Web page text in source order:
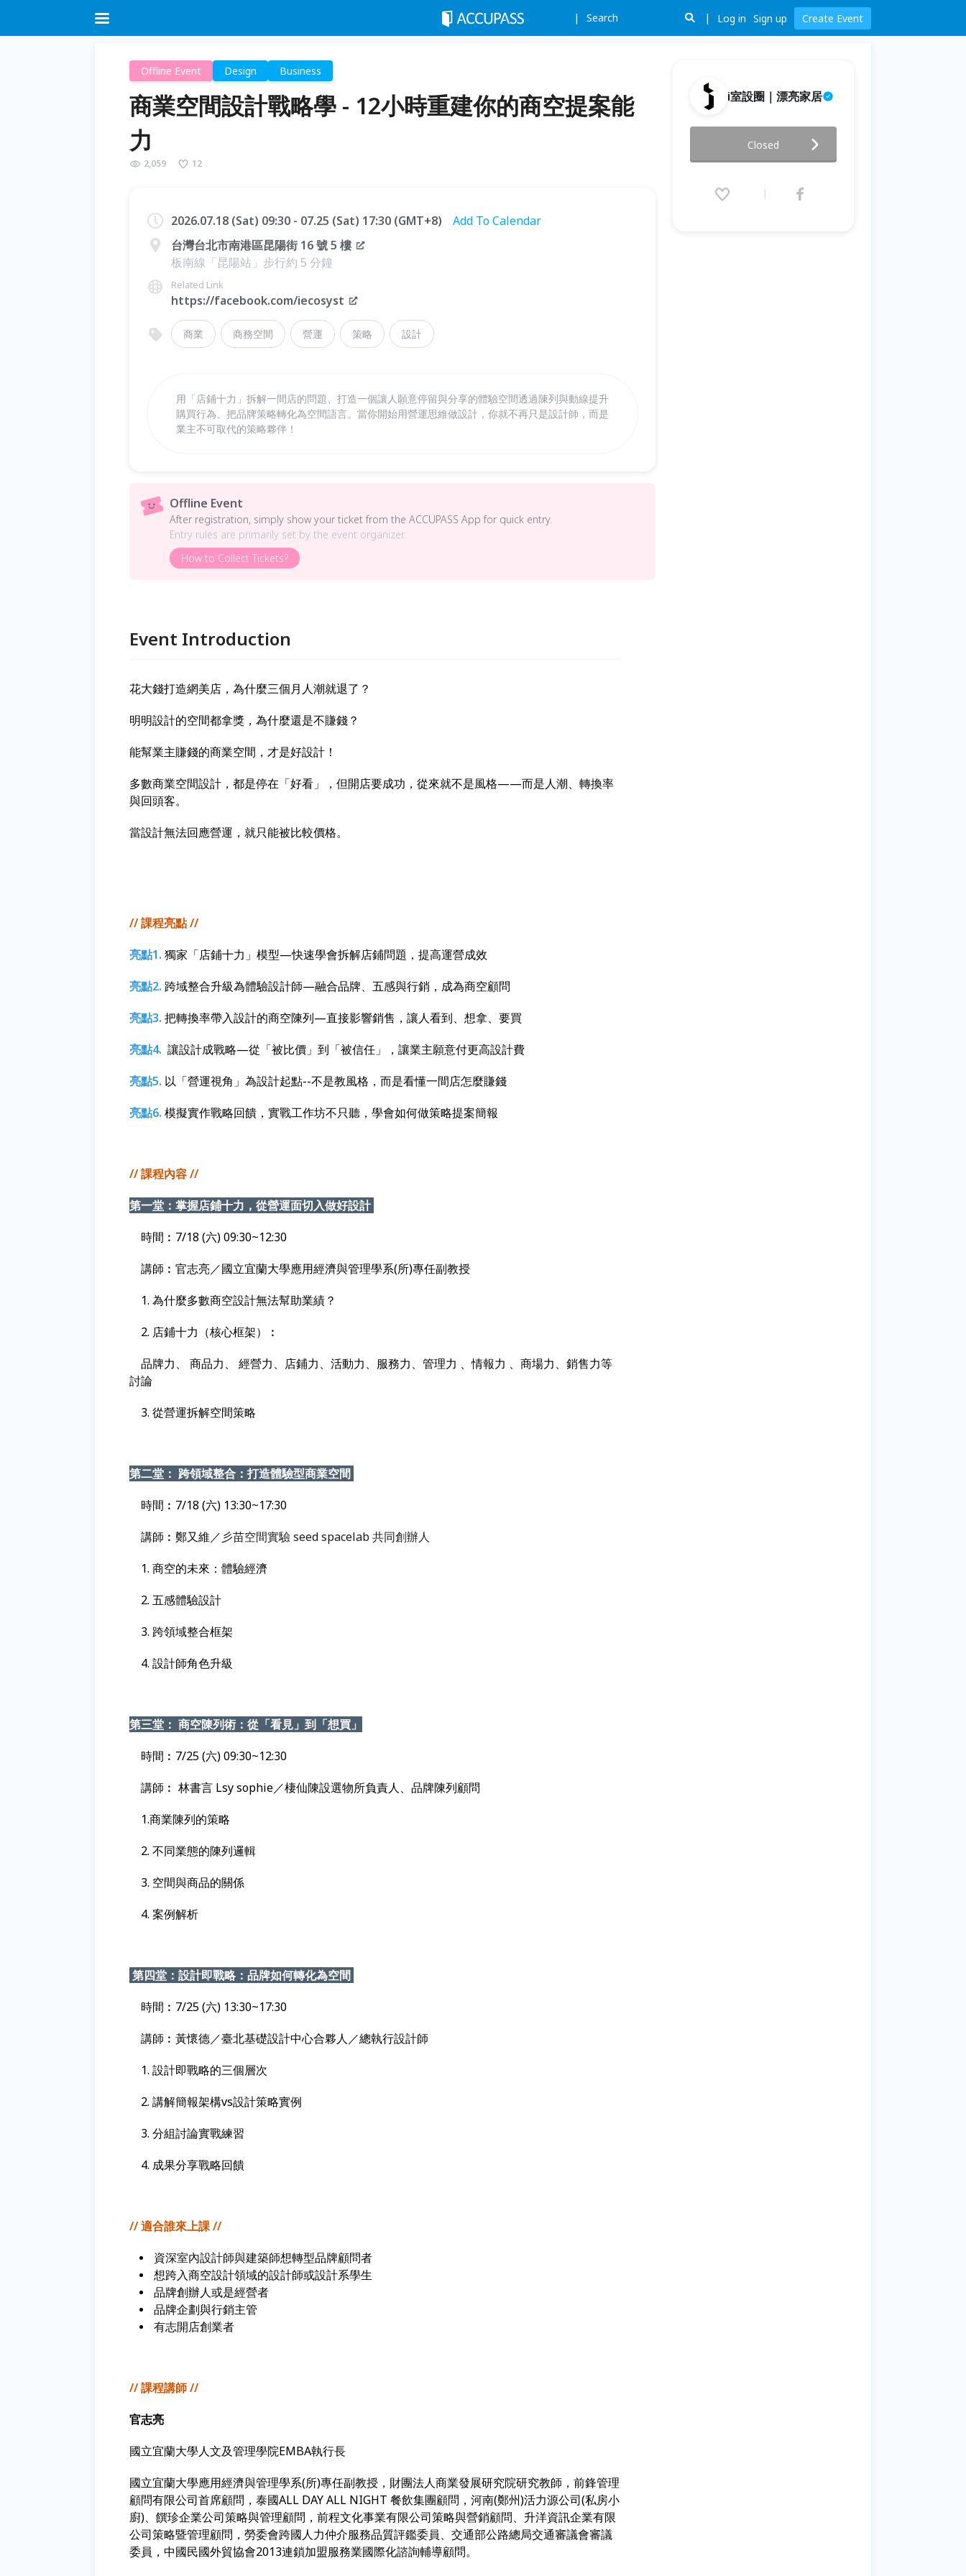
Search Log in Sign up Create Event
Offline Event Design Business
商業空間設計戰略學 - 12小時重建你的商空提案能
力
2,059 12
2026.07.18 (Sat) 09:30 - 07.25 (Sat) 17:30 (GMT+8)
Add To Calendar
台灣台北市南港區昆陽街 16 號 5 樓
板南線「昆陽站」步行約 5 分鐘
Related Link
https://facebook.com/iecosyst
商業 商務空間 營運 策略 設計
用「店鋪十力」拆解一間店的問題、打造一個讓人願意停留與分享的體驗空間透過陳列與動線提升
購買行為、把品牌策略轉化為空間語言。當你開始用營運思維做設計，你就不再只是設計師，而是
業主不可取代的策略夥伴！
Offline Event
After registration, simply show your ticket from the ACCUPASS App for quick entry.
Entry rules are primarily set by the event organizer.
How to Collect Tickets?
Event Introduction
花大錢打造網美店，為什麼三個月人潮就退了？
明明設計的空間都拿獎，為什麼還是不賺錢？
能幫業主賺錢的商業空間，才是好設計！
多數商業空間設計，都是停在「好看」，但開店要成功，從來就不是風格——而是人潮、轉換率
與回頭客。
當設計無法回應營運，就只能被比較價格。
// 課程亮點 //
亮點1. 獨家「店鋪十力」模型—快速學會拆解店鋪問題，提高運營成效
亮點2. 跨域整合升級為體驗設計師—融合品牌、五感與行銷，成為商空顧問
亮點3. 把轉換率帶入設計的商空陳列—直接影響銷售，讓人看到、想拿、要買
亮點4. 讓設計成戰略—從「被比價」到「被信任」，讓業主願意付更高設計費
亮點5. 以「營運視角」為設計起點--不是教風格，而是看懂一間店怎麼賺錢
亮點6. 模擬實作戰略回饋，實戰工作坊不只聽，學會如何做策略提案簡報
// 課程內容 //
第一堂：掌握店鋪十力，從營運面切入做好設計
時間︰ 7/18 (六) 09:30~12:30
講師︰官志亮／國立宜蘭大學應用經濟與管理學系(所)專任副教授
1. 為什麼多數商空設計無法幫助業績？
2. 店鋪十力（核心框架）︰
品牌力、 商品力、 經營力、店鋪力、活動力、服務力、管理力 、情報力 、商場力、銷售力等
討論
3. 從營運拆解空間策略
第二堂： 跨領域整合：打造體驗型商業空間
時間︰ 7/18 (六) 13:30~17:30
講師︰鄭又維／ 彡苗空間實驗 seed spacelab 共同創辦人
1. 商空的未來：體驗經濟
2. 五感體驗設計
3. 跨領域整合框架
4. 設計師角色升級
第三堂： 商空陳列術：從「看見」到「想買」
時間︰ 7/25 (六) 09:30~12:30
講師︰ 林書言 Lsy sophie／棲仙陳設選物所負責人、品牌陳列顧問
1.商業陳列的策略
2. 不同業態的陳列邏輯
3. 空間與商品的關係
4. 案例解析
第四堂：設計即戰略：品牌如何轉化為空間
時間︰ 7/25 (六) 13:30~17:30
講師︰黃懷德／臺北基礎設計中心合夥人／總執行設計師
1. 設計即戰略的三個層次
2. 講解簡報架構vs設計策略實例
3. 分組討論實戰練習
4. 成果分享戰略回饋
// 適合誰來上課 //
資深室內設計師與建築師想轉型品牌顧問者
想跨入商空設計領域的設計師或設計系學生
品牌創辦人或是經營者
品牌企劃與行銷主管
有志開店創業者
//課程講師//
官志亮
國立宜蘭大學人文及管理學院EMBA執行長
國立宜蘭大學應用經濟與管理學系(所)專任副教授，財團法人商業發展研究院研究教師，前鋒管理
顧問有限公司首席顧問，泰國ALL DAY ALL NIGHT 餐飲集團顧問，河南(鄭州)活力源公司(私房小
廚)、饌珍企業公司策略與管理顧問，前程文化事業有限公司策略與營銷顧問、升洋資訊企業有限
公司策略暨管理顧問，勞委會跨國人力仲介服務品質評鑑委員、交通部公路總局交通審議會審議
委員，中國民國外貿協會2013連鎖加盟服務業國際化諮詢輔導顧問。
i室設圈｜漂亮家居
建你的商空提案能力
2026.07.18 (Sat) 09:30 - 07.25
Closed